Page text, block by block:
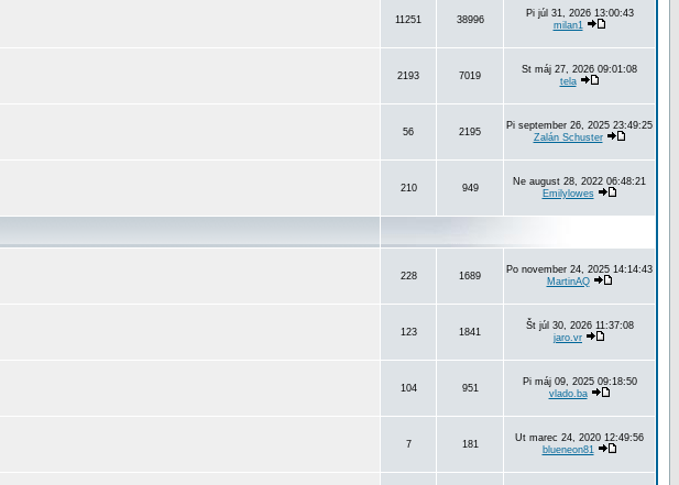
11251 38996
Pi júl 31, 2026 13:00:43
milan1
2193 7019
St máj 27, 2026 09:01:08
tela
56 2195
Pi september 26, 2025 23:49:25
Zalán Schuster
210 949
Ne august 28, 2022 06:48:21
Emilylowes
228 1689
Po november 24, 2025 14:14:43
MartinAQ
123 1841
Št júl 30, 2026 11:37:08
jaro.vr
104 951
Pi máj 09, 2025 09:18:50
vlado.ba
7 181
Ut marec 24, 2020 12:49:56
blueneon81